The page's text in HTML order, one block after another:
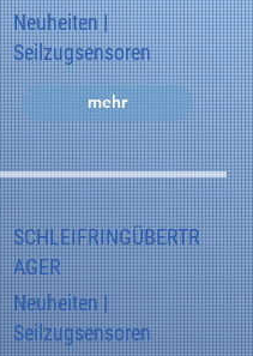
Neuheiten |
Seilzugsensoren
mehr
SCHLEIFRINGÜBERTR
AGER
Neuheiten |
Seilzugsensoren